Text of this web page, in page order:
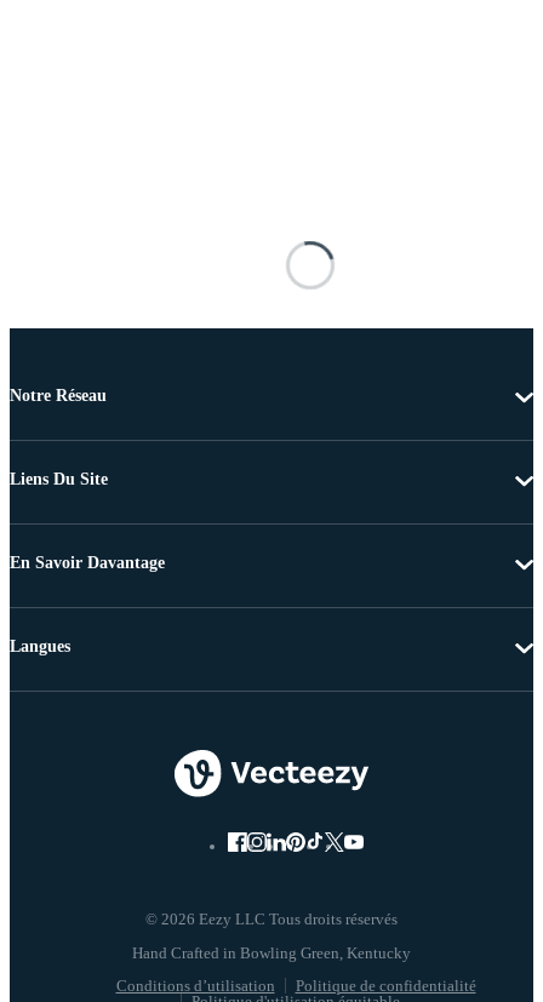
Notre Réseau
Liens Du Site
En Savoir Davantage
© 2026 Eezy LLC Tous droits réservés
Conditions d’utilisation
Politique de confidentialité
Langues